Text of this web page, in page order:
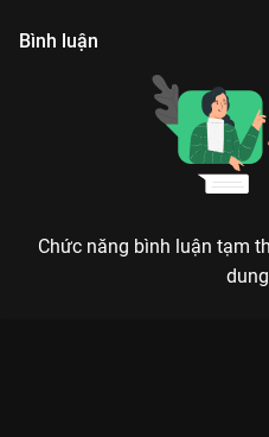
Bình luận
Chức năng bình luận tạm